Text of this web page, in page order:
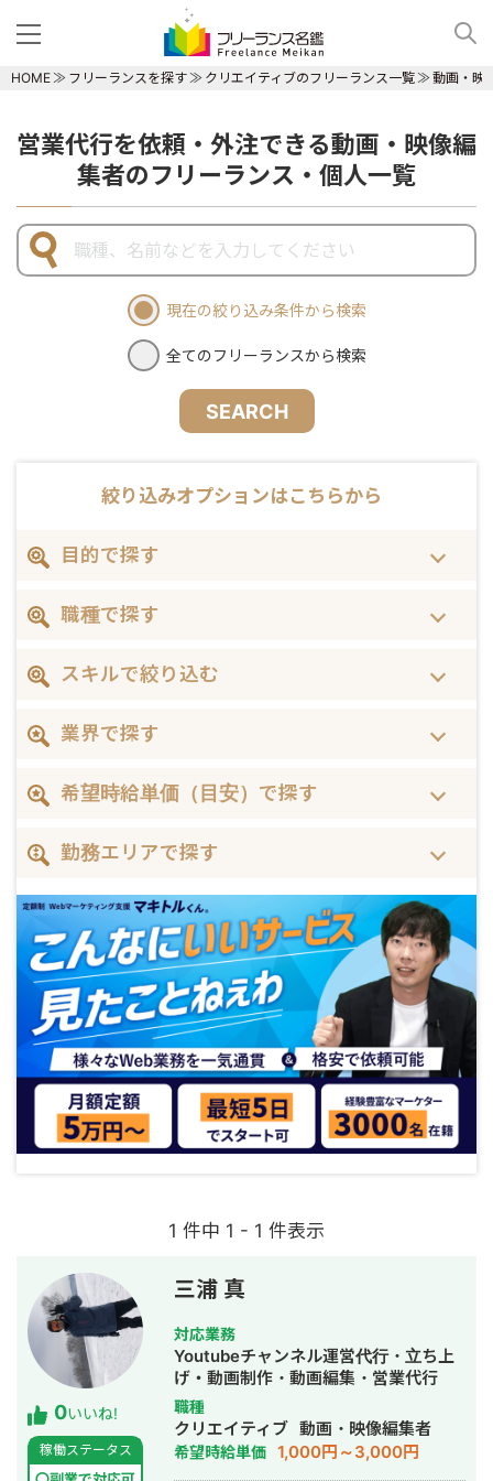
HOME フリーランスを探す クリエイティブのフリーランス一覧 動画・映
営業代行を依頼・外注できる動画・映像編
集者のフリーランス・個人一覧
現在の絞り込み条件から検索
全てのフリーランスから検索
SEARCH
絞り込みオプションはこちらから
目的で探す
職種で探す
スキルで絞り込む
業界で探す
希望時給単価（目安）で探す
勤務エリアで探す
1 件中 1 - 1 件表示
0いいね!
稼働ステータス
三浦 真
対応業務
Youtubeチャンネル運営代行・立ち上
げ・動画制作・動画編集・営業代行
職種
クリエイティブ 動画・映像編集者
希望時給単価 1,000円～3,000円